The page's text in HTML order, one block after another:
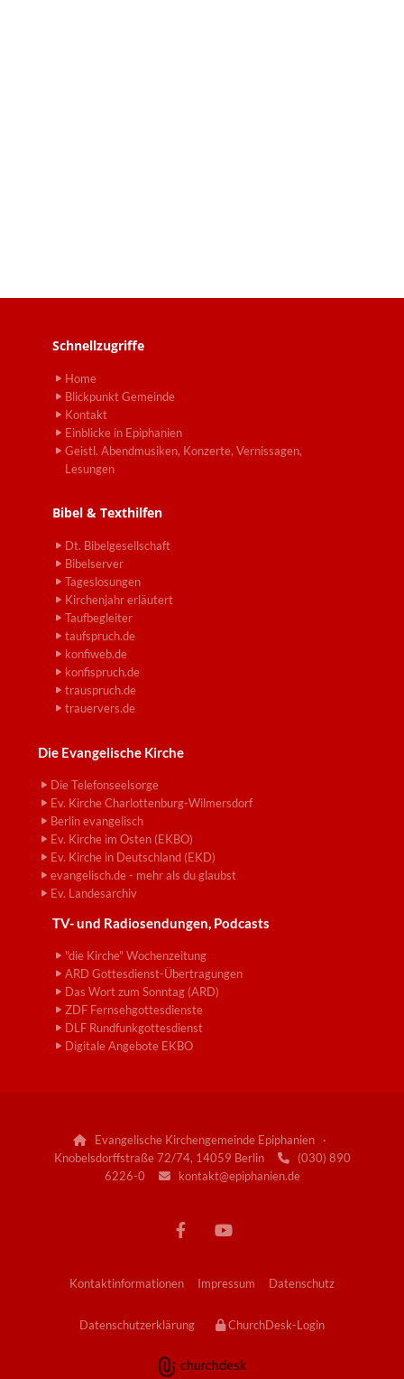
Schnellzugriffe
Home
Blickpunkt Gemeinde
Kontakt
Einblicke in Epiphanien
Geistl. Abendmusiken, Konzerte, Vernissagen,
Lesungen
Bibel & Texthilfen
Dt. Bibelgesellschaft
Bibelserver
Tageslosungen
Kirchenjahr erläutert
Taufbegleiter
taufspruch.de
konfiweb.de
konfispruch.de
trauspruch.de
trauervers.de
Die Evangelische Kirche
Die Telefonseelsorge
Ev. Kirche Charlottenburg-Wilmersdorf
Berlin evangelisch
Ev. Kirche im Osten (EKBO)
Ev. Kirche in Deutschland (EKD)
evangelisch.de - mehr als du glaubst
Ev. Landesarchiv
TV- und Radiosendungen, Podcasts
"die Kirche" Wochenzeitung
ARD Gottesdienst-Übertragungen
Das Wort zum Sonntag (ARD)
ZDF Fernsehgottesdienste
DLF Rundfunkgottesdienst
Digitale Angebote EKBO
Evangelische Kirchengemeinde Epiphanien ·
Knobelsdorffstraße 72/74, 14059 Berlin
(030) 890
6226-0
kontakt@epiphanien.de
Kontaktinformationen Impressum Datenschutz
Datenschutzerklärung ChurchDesk-Login